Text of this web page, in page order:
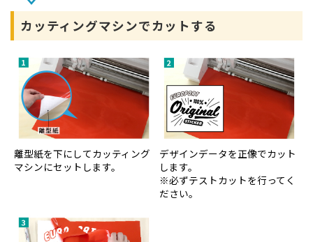
カッティングマシンでカットする
離型紙を下にしてカッティング
マシンにセットします。
デザインデータを正像でカット
します。
※必ずテストカットを行ってく
ださい。